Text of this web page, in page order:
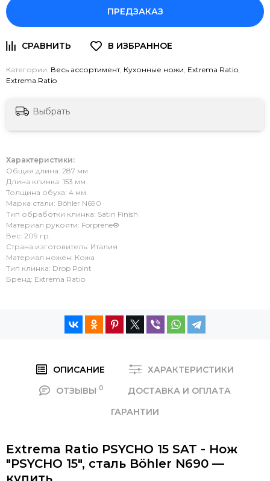
ПРЕДЗАКАЗ
Категории: Весь ассортимент, Кухонные ножи, Extrema Ratio,
Extrema Ratio
Выбрать
Характеристики:
Общая длина: 287 мм.
Длина клинка: 153 мм.
Толщина обуха: 4 мм.
Марка стали: Böhler N690
Тип обработки клинка: Satin Finish
Материал рукояти: Forprene®
Вес: 209 гр.
Страна изготовитель: Италия
Материал ножен: Кожа
Тип клинка: Drop Point
Бренд: Extrema Ratio
ОПИСАНИЕ
ХАРАКТЕРИСТИКИ
ОТЗЫВЫ 0
ДОСТАВКА И ОПЛАТА
ГАРАНТИИ
Extrema Ratio PSYCHO 15 SAT - Нож
"PSYCHO 15", сталь Böhler N690 —
купить